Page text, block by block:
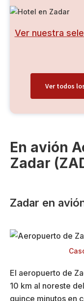
Ver nuestra
Ver todos
En avión
Zadar
Zadar en
El aeropuerto de
10 km al noreste
quince minutos en